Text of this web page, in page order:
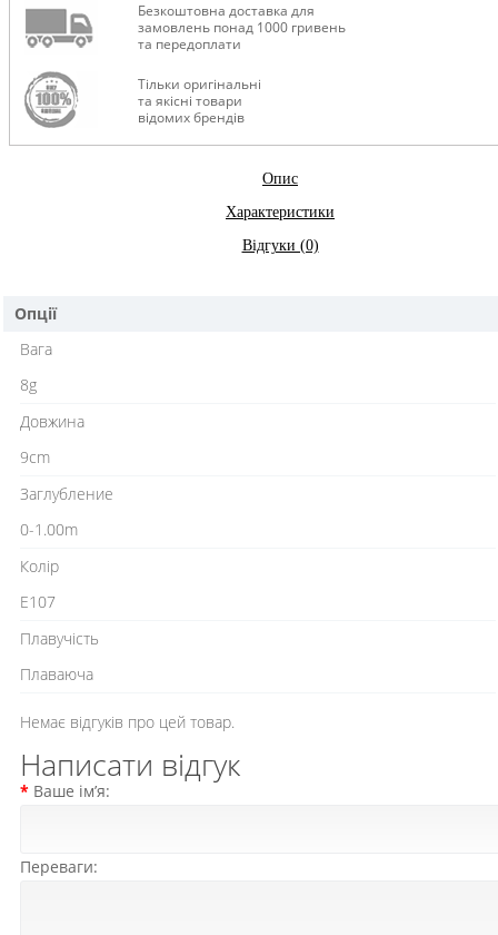
Безкоштовна доставка для
замовлень понад 1000 гривень
та передоплати
Тільки оригінальні
та якісні товари
відомих брендів
Опис
Характеристики
Відгуки (0)
Опції
Вага
8g
Довжина
9cm
Заглубление
0-1.00m
Колір
E107
Плавучість
Плаваюча
Немає відгуків про цей товар.
Написати відгук
Ваше ім’я:
Переваги: